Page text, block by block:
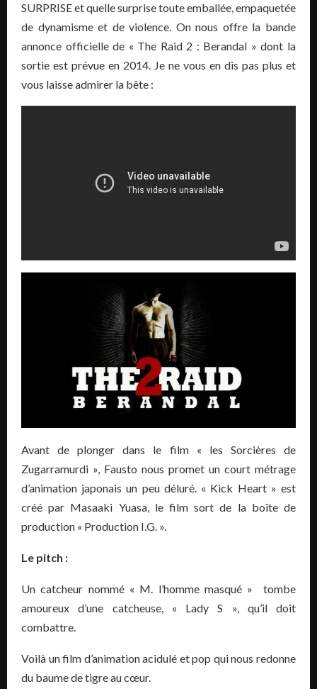
SURPRISE et quelle surprise toute emballée, empaquetée
de dynamisme et de violence. On nous offre la bande
annonce officielle de « The Raid 2 : Berandal » dont la
sortie est prévue en 2014. Je ne vous en dis pas plus et
vous laisse admirer la bête :
Avant de plonger dans le film « les Sorcières de
Zugarramurdi », Fausto nous promet un court métrage
d’animation japonais un peu déluré. « Kick Heart » est
créé par Masaaki Yuasa, le film sort de la boîte de
production « Production I.G. ».
Le pitch :
Un catcheur nommé « M. l’homme masqué » tombe
amoureux d’une catcheuse, « Lady S », qu’il doit
combattre.
Voilà un film d’animation acidulé et pop qui nous redonne
du baume de tigre au cœur.